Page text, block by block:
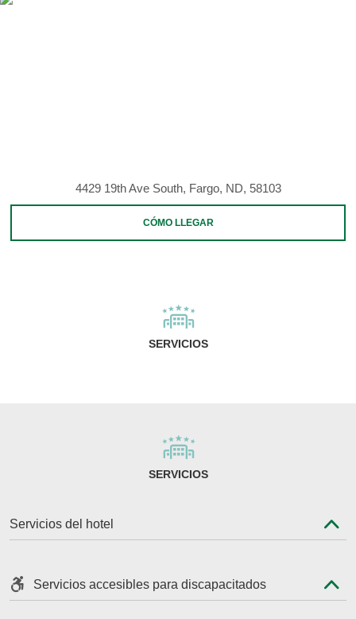
4429 19th Ave South, Fargo, ND, 58103
CÓMO LLEGAR
SERVICIOS
SERVICIOS
Servicios del hotel
Servicios accesibles para discapacitados